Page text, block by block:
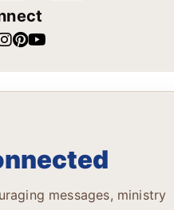
messages, ministry